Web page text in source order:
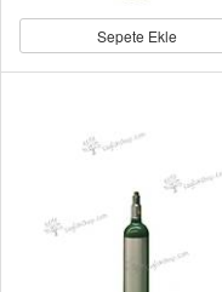
Sepete Ekle